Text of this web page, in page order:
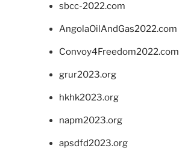
sbcc-2022.com
AngolaOilAndGas2022.com
Convoy4Freedom2022.com
grur2023.org
hkhk2023.org
napm2023.org
apsdfd2023.org